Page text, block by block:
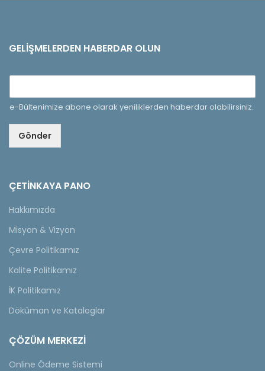
GELIŞMELERDEN HABERDAR OLUN
e-Bültenimize abone olarak yeniliklerden haberdar olabilirsiniz.
Gönder
ÇETINKAYA PANO
Hakkımızda
Misyon & Vizyon
Çevre Politikamız
Kalite Politikamız
İK Politikamız
Döküman ve Kataloglar
ÇÖZÜM MERKEZİ
Online Ödeme Sistemi